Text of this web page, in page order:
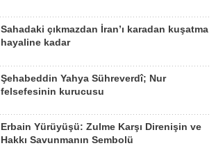
Sahadaki çıkmazdan İran’ı karadan kuşatma
hayaline kadar
Şehabeddin Yahya Sühreverdî; Nur
felsefesinin kurucusu
Erbain Yürüyüşü: Zulme Karşı Direnişin ve
Hakkı Savunmanın Sembolü